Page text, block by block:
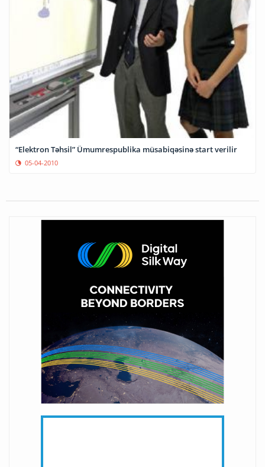
“Elektron Təhsil” Ümumrespublika müsabiqəsinə start verilir
05-04-2010